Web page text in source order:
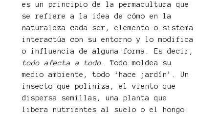
es un principio de la permacultura que
se refiere a la idea de cómo en la
naturaleza cada ser, elemento o sistema
interactúa con su entorno y lo modifica
o influencia de alguna forma. Es decir,
todo afecta a todo . Todo moldea su
medio ambiente, todo ‘hace jardín’. Un
insecto que poliniza, el viento que
dispersa semillas, una planta que
libera nutrientes al suelo o el hongo